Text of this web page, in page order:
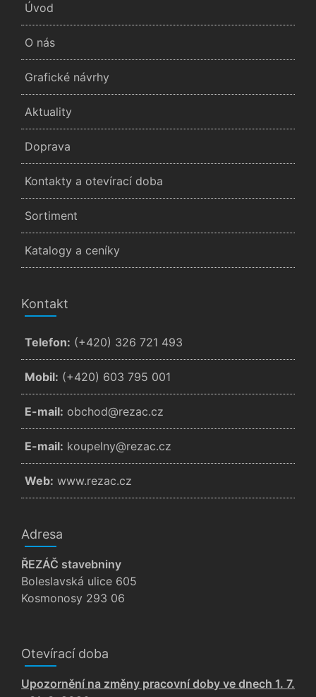
Úvod
O nás
Grafické návrhy
Aktuality
Doprava
Kontakty a otevírací doba
Sortiment
Katalogy a ceníky
Kontakt
Telefon: (+420) 326 721 493
Mobil: (+420) 603 795 001
E-mail: zc.cazer@dohcbo
E-mail: zc.cazer@ynlepuok
Web: www.rezac.cz
Adresa
ŘEZÁČ stavebniny
Boleslavská ulice 605
Kosmonosy 293 06
Otevírací doba
Upozornění na změny pracovní doby ve dnech 1. 7.